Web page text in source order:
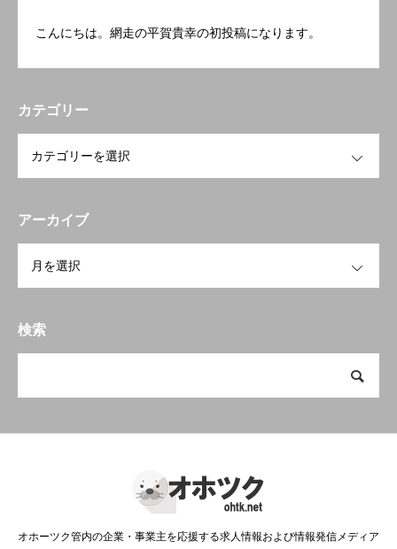
こんにちは。網走の平賀貴幸の初投稿になります。
カテゴリー
アーカイブ
検索
オホーツク管内の企業・事業主を応援する求人情報および情報発信メディア